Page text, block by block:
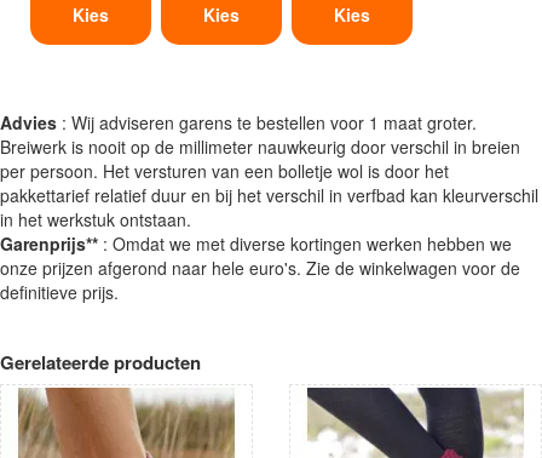
Kies Kies Kies
Advies : Wij adviseren garens te bestellen voor 1 maat groter.
Breiwerk is nooit op de millimeter nauwkeurig door verschil in breien
per persoon. Het versturen van een bolletje wol is door het
pakkettarief relatief duur en bij het verschil in verfbad kan kleurverschil
in het werkstuk ontstaan.
Garenprijs** : Omdat we met diverse kortingen werken hebben we
onze prijzen afgerond naar hele euro's. Zie de winkelwagen voor de
definitieve prijs.
Gerelateerde producten